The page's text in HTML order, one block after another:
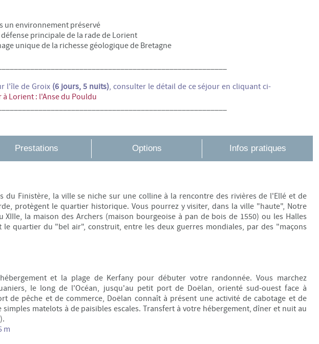
un environnement préservé
principale de la rade de Lorient
unique de la richesse géologique de Bretagne
l'île de Groix(6 jours, 5 nuits), consulter le détail de ce séjour en cliquant ci-
à Lorient: l'Anse du Pouldu
Prestations Options Infos pratiques
du Finistère, la ville se niche sur une colline à la rencontre des rivières de l'Ellé et de
protègent le quartier historique. Vous pourrez y visiter, dans la ville "haute", Notre
la maison des Archers (maison bourgeoise à pan de bois de 1550) ou les Halles
le quartier du "bel air", construit, entre les deux guerres mondiales, par des "maçons
et la plage de Kerfany pour débuter votre randonnée. Vous marchez
le long de l'Océan, jusqu'au petit port de Doëlan, orienté sud-ouest face à
de pêche et de commerce, Doëlan connaît à présent une activité de cabotage et de
matelots à de paisibles escales. Transfert à votre hébergement, dîner et nuit au
m